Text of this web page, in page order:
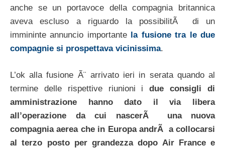
anche se un portavoce della compagnia britannica
aveva escluso a riguardo la possibilitÃ di un
immininte annuncio importante
la fusione tra le due
compagnie si prospettava vicinissima.
L’ok alla fusione Ã¨ arrivato ieri in serata quando al
termine delle rispettive riunioni i due consigli di
amministrazione hanno dato il via libera
all’operazione da cui nascerÃ una nuova
compagnia aerea che in Europa andrÃ a collocarsi
al terzo posto per grandezza dopo Air France e